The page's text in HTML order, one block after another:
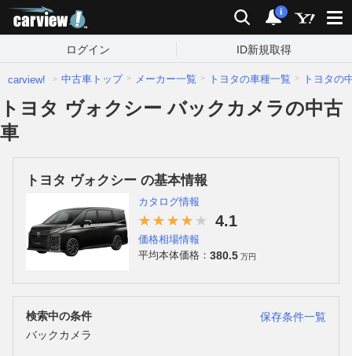
検索 通知
i
ログイン ID新規取得
carview! 中古車トップ メーカー一覧 トヨタの車種一覧 トヨタの
トヨタ ヴォクシー バックカメラの中古
車
トヨタ ヴォクシー の基本情報
カタログ情報
4.1
価格相場情報
平均本体価格： 380.5 万円
検索中の条件
保存条件一覧
バックカメラ